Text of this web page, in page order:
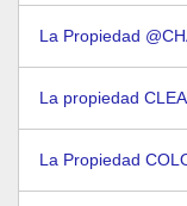
La Propiedad
La propiedad
La Propiedad